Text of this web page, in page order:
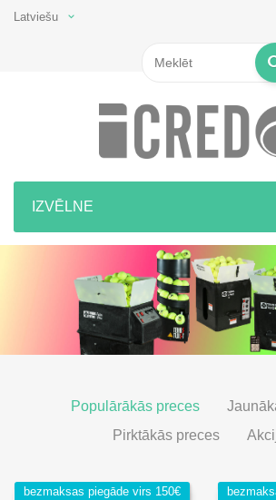
Latviešu
IZVĒLNE
Populārākās preces
Pirktākās preces
bezmaksas piegāde virs 150€